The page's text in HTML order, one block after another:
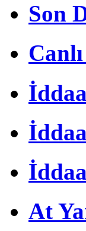
Son
At